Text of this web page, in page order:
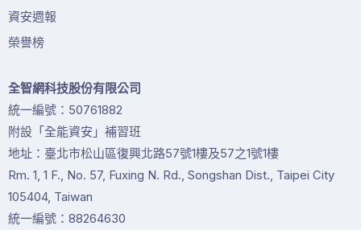
資安週報
榮譽榜
全智網科技股份有限公司
統一編號：50761882
附設「全能資安」補習班
地址：臺北市松山區復興北路57號1樓及57之1號1樓
Rm. 1, 1 F., No. 57, Fuxing N. Rd., Songshan Dist., Taipei City
105404, Taiwan
統一編號：88264630